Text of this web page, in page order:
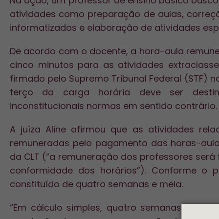
atividades como preparação de aulas,
informatizados e elaboração de atividades
De acordo com o docente, a hora-aula
cinco minutos para as atividades
firmado pelo Supremo Tribunal Federal (STF)
terço da carga horária deve ser
inconstitucionais normas em sentido contrário.
A juíza Aline afirmou que as atividades
remuneradas pelo pagamento das horas-
da CLT (“a remuneração dos professores
conformidade dos horários”). Conforme o
constituído de quatro semanas e meia.
“Em cálculo simples, quatro semanas e